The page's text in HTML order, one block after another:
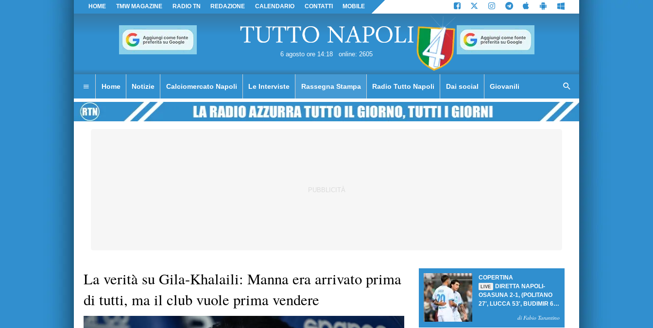
HOME TMW MAGAZINE RADIO TN REDAZIONE CALENDARIO CONTATTI MOBILE
6 agosto ore 14:18 online: 2605
Home Notizie Calciomercato Napoli Le Interviste Rassegna Stampa Radio Tutto Napoli Dai social Giovanili
La verità su Gila-Khalaili: Manna era arrivato prima
di tutti, ma il club vuole prima vendere
COPERTINA
LIVE
DIRETTA NAPOLI-
OSASUNA 2-1, (POLITANO
27', LUCCA 53', BUDIMIR 69'
PER PRIMA VITTORIA AL
di Fabio Tarantino